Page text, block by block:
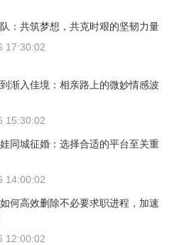
：共筑梦想，共克时艰的坚韧力量
17:30:02
渐入佳境：相亲路上的微妙情感波
15:30:02
同城征婚：选择合适的平台至关重
14:00:02
何高效删除不必要求职进程，加速
12:00:02